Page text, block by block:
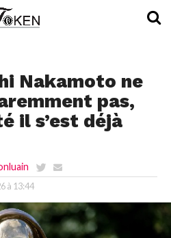
Nakamoto ne
pas,
il s’est déjà
à 13:44